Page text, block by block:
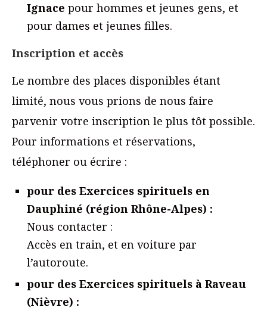
Ignace pour hommes et jeunes gens, et
pour dames et jeunes filles.
Inscription et accès
Le nombre des places disponibles étant
limité, nous vous prions de nous faire
parvenir votre inscription le plus tôt possible.
Pour informations et réservations,
téléphoner ou écrire :
pour des Exercices spirituels en
Dauphiné (région Rhône-Alpes) :
Nous contacter :
Accès en train, et en voiture par
l’autoroute.
pour des Exercices spirituels à Raveau
(Nièvre) :